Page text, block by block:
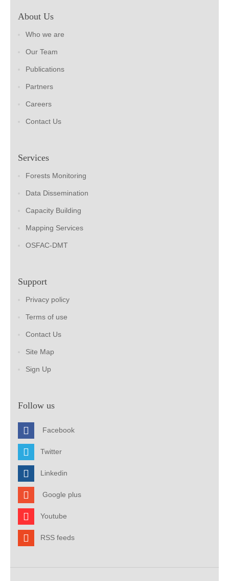
About Us
Who we are
Our Team
Publications
Partners
Careers
Contact Us
Services
Forests Monitoring
Data Dissemination
Capacity Building
Mapping Services
OSFAC-DMT
Support
Privacy policy
Terms of use
Contact Us
Site Map
Sign Up
Follow us
Facebook
Twitter
Linkedin
Google plus
Youtube
RSS feeds